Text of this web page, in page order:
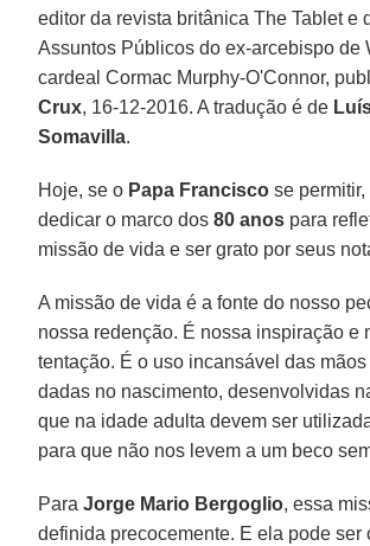
editor da revista britânica The Tablet e
Assuntos Públicos do ex-arcebispo de
cardeal Cormac Murphy-O'Connor,
Crux, 16-12-2016. A tradução é de
Somavilla.
Hoje, se o Papa Francisco se
dedicar o marco dos80 anos para
missão de vida e ser grato por seus
A missão de vida é a fonte do nosso
nossa redenção. É nossa inspiração e
tentação. É o uso incansável das
dadas no nascimento, desenvolvidas
que na idade adulta devem ser
para que não nos levem a um beco
ParaJorge Mario Bergoglio, essa
definida precocemente. E ela pode ser